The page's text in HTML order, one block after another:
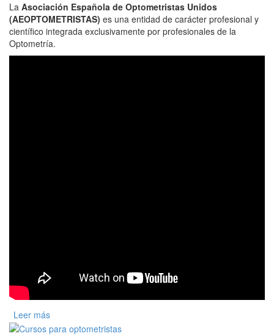
La Asociación Española de Optometristas Unidos
(AEOPTOMETRISTAS) es una entidad de carácter profesional y
científico integrada exclusivamente por profesionales de la
Optometría.
Leer más